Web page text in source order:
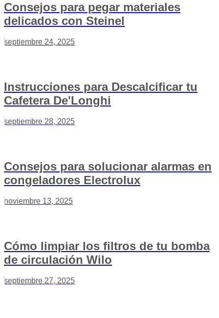
Consejos para pegar materiales
delicados con Steinel
septiembre 24, 2025
Instrucciones para Descalcificar tu
Cafetera De'Longhi
septiembre 28, 2025
Consejos para solucionar alarmas en
congeladores Electrolux
noviembre 13, 2025
Cómo limpiar los filtros de tu bomba
de circulación Wilo
septiembre 27, 2025